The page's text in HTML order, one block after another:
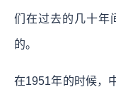
们在过去的几十年
的。
在1951年的时候，